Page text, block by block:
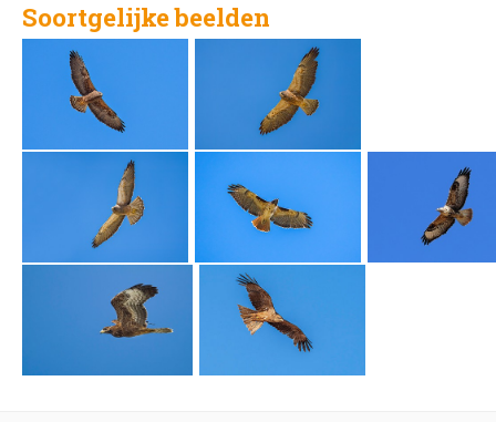
Soortgelijke beelden